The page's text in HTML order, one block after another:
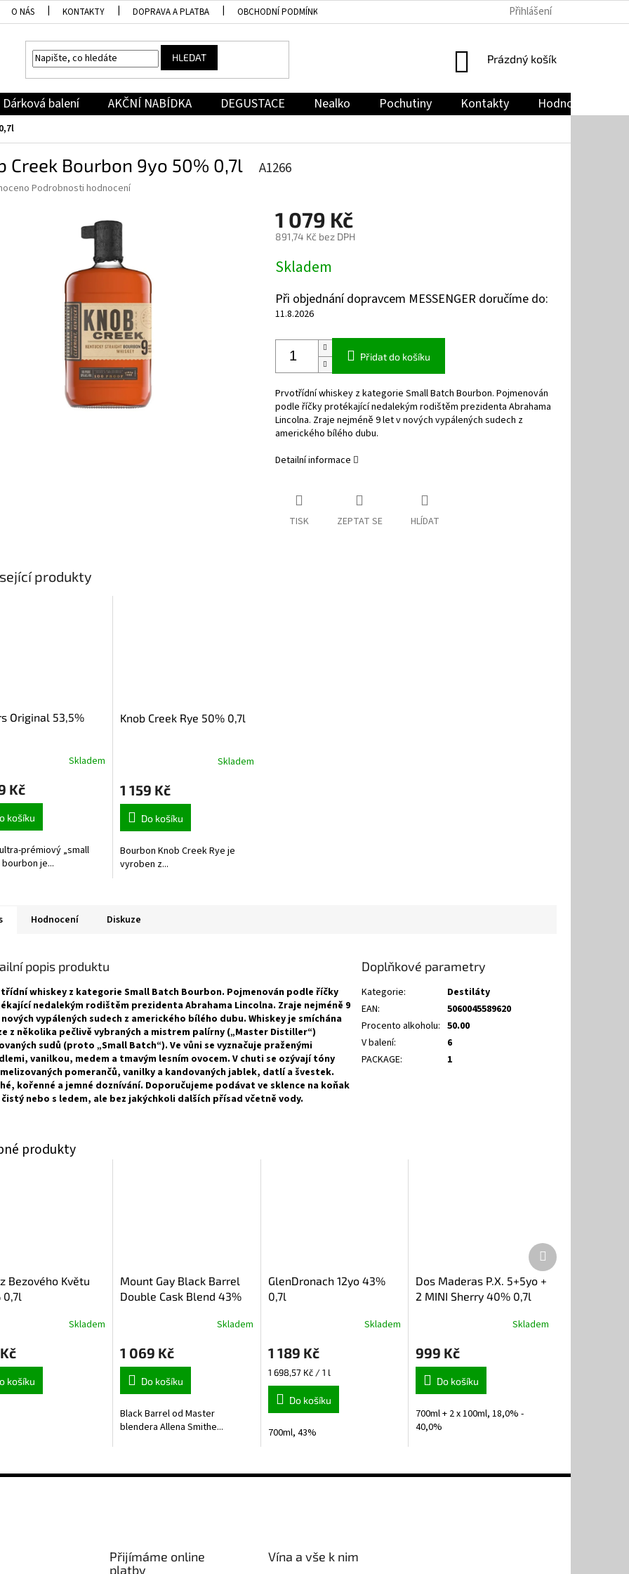
O NÁS KONTAKTY DOPRAVA A PLATBA OBCHODNÍ PODMÍNKY JAK NAKUPOVAT
Přihlášení
HLEDAT
NÁKUPNÍ
Prázdný košík
Dárková balení AKČNÍ NABÍDKA DEGUSTACE Nealko Pochutiny Kontakty Hodnocení
Creek Bourbon 9yo 50% 0,7l A1266
Podrobnosti hodnocení
1 079 Kč
891,74 Kč bez DPH
cena:
Skladem
Při objednání dopravcem MESSENGER doručíme do:
11.8.2026
Přidat do košíku
Prvotřídní whiskey z kategorie Small Batch Bourbon. Pojmenován
podle říčky protékající nedalekým rodištěm prezidenta Abrahama
Lincolna. Zraje nejméně 9 let v nových vypálených sudech z
amerického bílého dubu.
Detailní informace
TISK ZEPTAT SE HLÍDAT
produkty
Original 53,5%
Skladem
Kč
košíku
prémiový „small
je...
Knob Creek Rye 50% 0,7l
Skladem
1 159 Kč
Do košíku
Bourbon Knob Creek Rye je
vyroben z...
Hodnocení Diskuze
popis produktu
whiskey z kategorie Small Batch Bourbon. Pojmenován podle říčky
nedalekým rodištěm prezidenta Abrahama Lincolna. Zraje nejméně 9
vypálených sudech z amerického bílého dubu. Whiskey je smíchána
z několika pečlivě vybraných a mistrem palírny („Master Distiller“)
sudů (proto „Small Batch“). Ve vůni se vyznačuje praženými
vanilkou, medem a tmavým lesním ovocem. V chuti se ozývají tóny
pomerančů, vanilky a kandovaných jablek, datlí a švestek.
kořenné a jemné doznívání. Doporučujeme podávat ve sklence na koňak
nebo s ledem, ale bez jakýchkoli dalších přísad včetně vody.
Doplňkové parametry
Kategorie:
Destiláty
EAN:
5060045589620
Procento alkoholu: 50.00
V balení:
6
PACKAGE: 1
Bezového Květu
0,7l
Skladem
košíku
Mount Gay Black Barrel
Double Cask Blend 43%
Skladem
1 069 Kč
Do košíku
Black Barrel od Master
blendera Allena Smithe...
GlenDronach 12yo 43%
0,7l
Skladem
1 189 Kč
Měrná
cena:
1 698,57 Kč / 1 l
Do košíku
700ml, 43%
Dos Maderas P.X. 5+5yo +
2 MINI Sherry 40% 0,7l
produktu
je
5,0
z
hvězdiček.
Skladem
999 Kč
Do košíku
700ml + 2 x 100ml, 18,0% -
40,0%
Další
produkt
Přijímáme online
platby
Vína a vše k nim